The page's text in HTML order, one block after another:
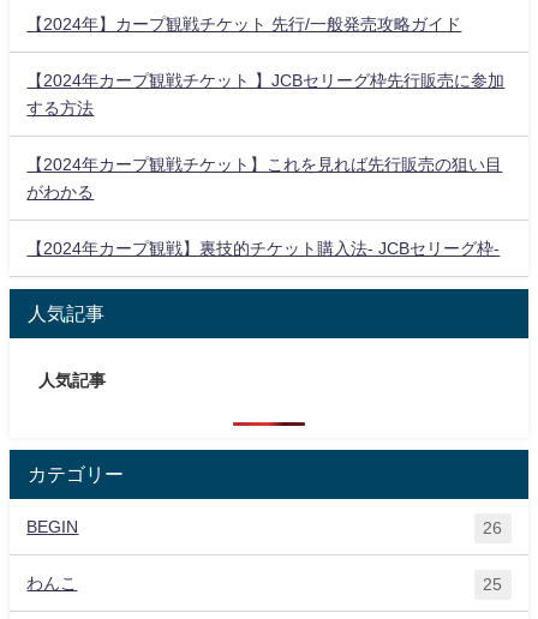
【2024年】カープ観戦チケット 先行/一般発売攻略ガイド
【2024年カープ観戦チケット 】JCBセリーグ枠先行販売に参加
する方法
【2024年カープ観戦チケット】これを見れば先行販売の狙い目
がわかる
【2024年カープ観戦】裏技的チケット購入法- JCBセリーグ枠-
人気記事
人気記事
カテゴリー
BEGIN 26
わんこ 25